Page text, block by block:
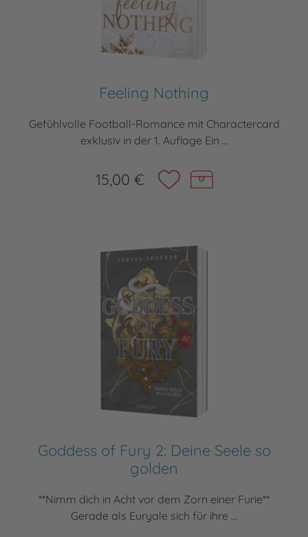
Feeling Nothing
Gefühlvolle Football-Romance mit Charactercard
exklusiv in der 1. Auflage Ein ...
15,00 €
Goddess of Fury 2: Deine Seele so
golden
**Nimm dich in Acht vor dem Zorn einer Furie**
Gerade als Euryale sich für ihre ...